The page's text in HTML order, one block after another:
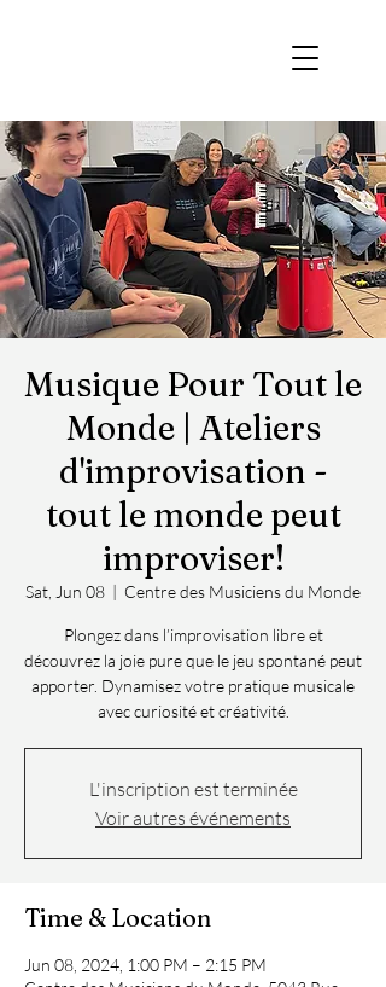
Musique Pour Tout le
Monde | Ateliers
d'improvisation -
tout le monde peut
improviser!
Sat, Jun 08
  |
Centre des Musiciens du Monde
Plongez dans l’improvisation libre et
découvrez la joie pure que le jeu spontané peut
apporter. Dynamisez votre pratique musicale
avec curiosité et créativité.
L'inscription est terminée
Voir autres événements
Time & Location
Jun 08, 2024, 1:00 PM – 2:15 PM